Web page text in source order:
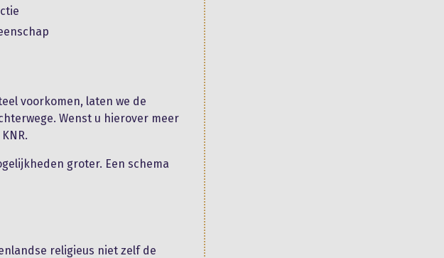
voorkomen, laten we de
Wenst u hierover meer
groter. Een schema
religieus niet zelf de